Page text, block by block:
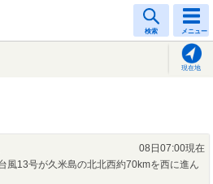
検索 メニュー
現在地
08日07:00現在
風13号が久米島の北北西約70kmを西に進ん